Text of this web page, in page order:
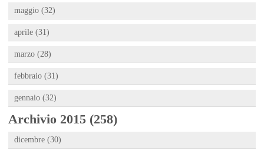
maggio (32)
aprile (31)
marzo (28)
febbraio (31)
gennaio (32)
Archivio 2015 (258)
dicembre (30)